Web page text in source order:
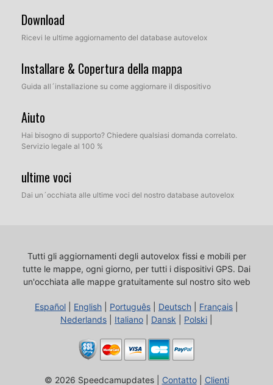
Download
Ricevi le ultime aggiornamento del database autovelox
Installare & Copertura della mappa
Guida all´installazione su come aggiornare il dispositivo
Aiuto
Hai bisogno di supporto? Chiedere qualsiasi domanda correlato.
Servizio legale al 100 %
ultime voci
Dai un´occhiata alle ultime voci del nostro database autovelox
Tutti gli aggiornamenti degli autovelox fissi e mobili per
tutte le mappe, ogni giorno, per tutti i dispositivi GPS. Dai
un'occhiata alle mappe gratuitamente sul nostro sito web
Español English Português Deutsch Français
Nederlands
Italiano Dansk Polski
© 2026 Speedcamupdates | Contatto| Clienti